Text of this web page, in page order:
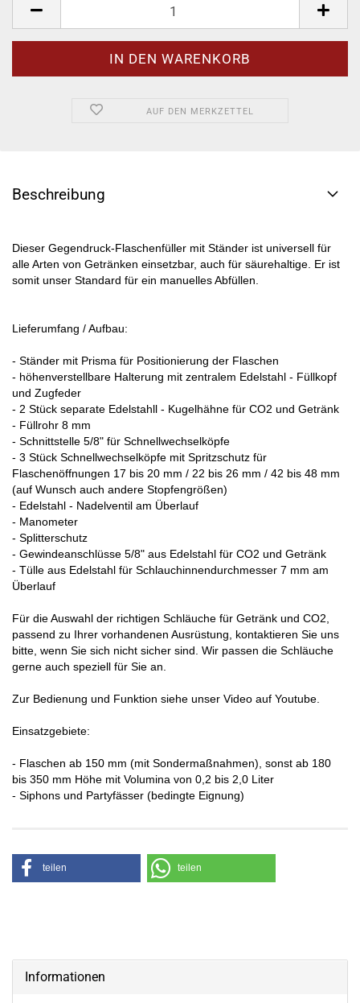
AUF DEN MERKZETTEL
Beschreibung
Dieser Gegendruck-Flaschenfüller mit Ständer ist universell für
alle Arten von Getränken einsetzbar, auch für säurehaltige. Er ist
somit unser Standard für ein manuelles Abfüllen.
Lieferumfang / Aufbau:
- Ständer mit Prisma für Positionierung der Flaschen
- höhenverstellbare Halterung mit zentralem Edelstahl - Füllkopf
und Zugfeder
- 2 Stück separate Edelstahll - Kugelhähne für CO2 und Getränk
- Füllrohr 8 mm
- Schnittstelle 5/8" für Schnellwechselköpfe
- 3 Stück Schnellwechselköpfe mit Spritzschutz für
Flaschenöffnungen 17 bis 20 mm / 22 bis 26 mm / 42 bis 48 mm
(auf Wunsch auch andere Stopfengrößen)
- Edelstahl - Nadelventil am Überlauf
- Manometer
- Splitterschutz
- Gewindeanschlüsse 5/8" aus Edelstahl für CO2 und Getränk
- Tülle aus Edelstahl für Schlauchinnendurchmesser 7 mm am
Überlauf
Für die Auswahl der richtigen Schläuche für Getränk und CO2,
passend zu Ihrer vorhandenen Ausrüstung, kontaktieren Sie uns
bitte, wenn Sie sich nicht sicher sind. Wir passen die Schläuche
gerne auch speziell für Sie an.
Zur Bedienung und Funktion siehe unser Video auf Youtube.
Einsatzgebiete:
- Flaschen ab 150 mm (mit Sondermaßnahmen), sonst ab 180
bis 350 mm Höhe mit Volumina von 0,2 bis 2,0 Liter
- Siphons und Partyfässer (bedingte Eignung)
teilen teilen
Informationen